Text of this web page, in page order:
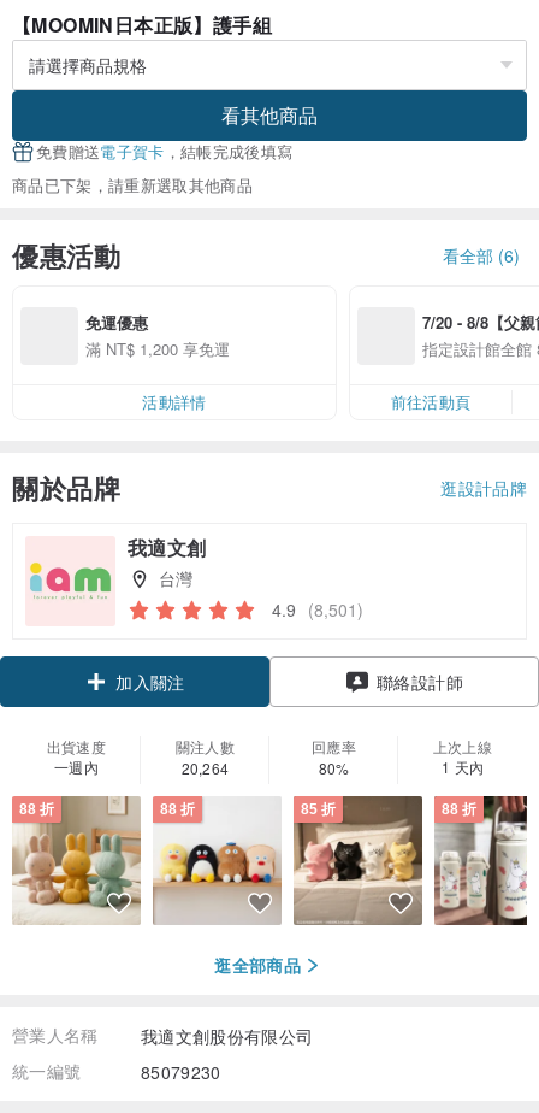
【MOOMIN日本正版】護手組
看其他商品
免費贈送電子賀卡 ，結帳完成後填寫
商品已下架，請重新選取其他商品
優惠活動 看全部 (6)
免運優惠
滿 NT$ 1,200 享免運
活動詳情
7/20 - 8/8【父
案】精選品牌全
指定設計館全館
前往活動頁
關於品牌 逛設計品牌
我適文創
台灣
4.9 (8,501)
加入關注
聯絡設計師
出貨速度
一週內
關注人數
20,264
回應率
80%
上次上線
1 天內
88 折 88 折 85 折 88 折
逛全部商品
營業人名稱
我適文創股份有限公司
統一編號
85079230